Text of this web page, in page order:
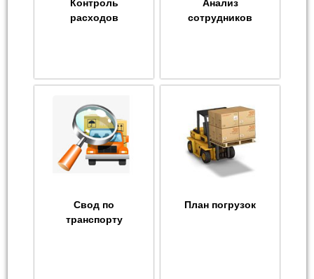
Контроль
расходов
Анализ
сотрудников
Свод по
транспорту
План погрузок